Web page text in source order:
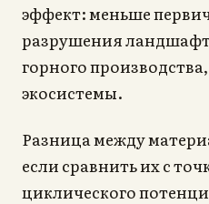
эффект: меньше
разрушения
горного
экосистемы.
Разница между
если сравнить их с
циклического